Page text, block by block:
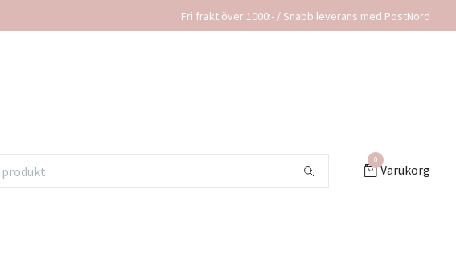
Fri frakt över 1000:- / Snabb leverans med PostNord
0
Varukorg